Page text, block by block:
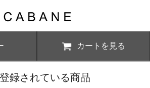
カートを見る
録されている商品